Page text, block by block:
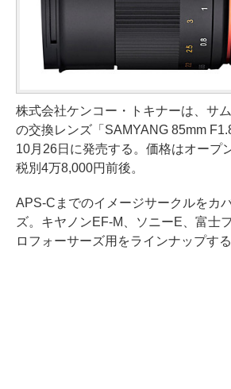
株式会社ケンコー・トキナーは、サ
の交換レンズ「SAMYANG 85mm
10月26日に発売する。価格はオープ
税別4万8,000円前後。
APS-Cまでのイメージサークルをカ
ズ。キヤノンEF-M、ソニーE、富士
ロフォーサーズ用をラインナップする